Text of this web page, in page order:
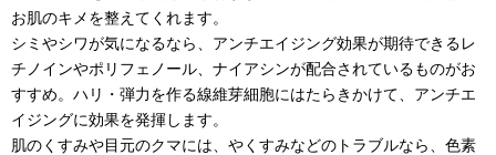
お肌のキメを整えてくれます。
シミやシワが気になるなら、アンチエイジング効果が期待できるレ
チノインやポリフェノール、ナイアシンが配合されているものがお
すすめ。ハリ・弾力を作る線維芽細胞にはたらきかけて、アンチエ
イジングに効果を発揮します。
肌のくすみや目元のクマには、やくすみなどのトラブルなら、色素